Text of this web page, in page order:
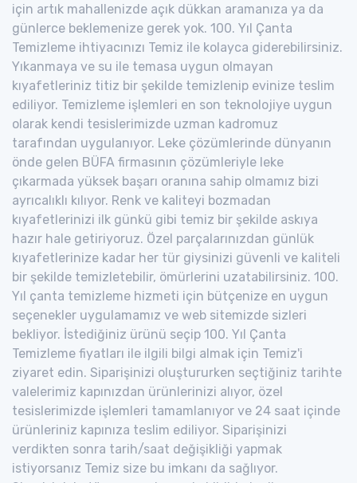
için artık mahallenizde açık dükkan aramanıza ya da
günlerce beklemenize gerek yok. 100. Yıl Çanta
Temizleme ihtiyacınızı Temiz ile kolayca giderebilirsiniz.
Yıkanmaya ve su ile temasa uygun olmayan
kıyafetleriniz titiz bir şekilde temizlenip evinize teslim
ediliyor. Temizleme işlemleri en son teknolojiye uygun
olarak kendi tesislerimizde uzman kadromuz
tarafından uygulanıyor. Leke çözümlerinde dünyanın
önde gelen BÜFA firmasının çözümleriyle leke
çıkarmada yüksek başarı oranına sahip olmamız bizi
ayrıcalıklı kılıyor. Renk ve kaliteyi bozmadan
kıyafetlerinizi ilk günkü gibi temiz bir şekilde askıya
hazır hale getiriyoruz. Özel parçalarınızdan günlük
kıyafetlerinize kadar her tür giysinizi güvenli ve kaliteli
bir şekilde temizletebilir, ömürlerini uzatabilirsiniz. 100.
Yıl çanta temizleme hizmeti için bütçenize en uygun
seçenekler uygulamamız ve web sitemizde sizleri
bekliyor. İstediğiniz ürünü seçip 100. Yıl Çanta
Temizleme fiyatları ile ilgili bilgi almak için Temiz'i
ziyaret edin. Siparişinizi oluştururken seçtiğiniz tarihte
valelerimiz kapınızdan ürünlerinizi alıyor, özel
tesislerimizde işlemleri tamamlanıyor ve 24 saat içinde
ürünleriniz kapınıza teslim ediliyor. Siparişinizi
verdikten sonra tarih/saat değişikliği yapmak
istiyorsanız Temiz size bu imkanı da sağlıyor.